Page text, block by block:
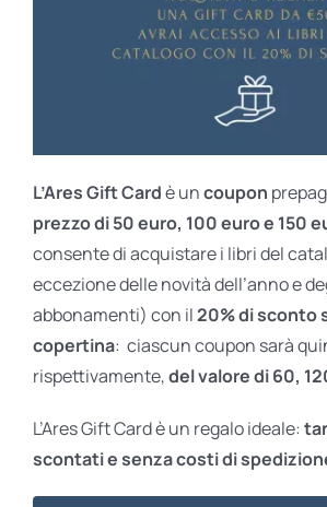
L’Ares Gift Cardè uncoupon
prezzo di 50 euro, 100 euro e 150
consente di acquistare i libri del
eccezione delle novità dell’anno e
abbonamenti) con il20% di sconto
copertina: ciascun coupon sarà
rispettivamente,del valore di 60,
L’Ares Gift Card è un regalo ideale:
scontati esenza costi di